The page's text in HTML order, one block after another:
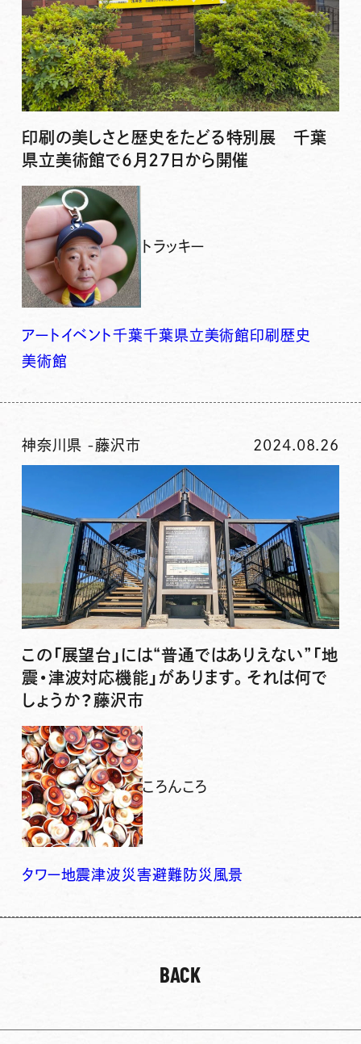
印刷の美しさと歴史をたどる特別展 千葉
県立美術館で6月27日から開催
トラッキー
アート イベント千葉千葉県立美術館 印刷 歴史
美術館
神奈川県 -藤沢市 2024.08.26
この「展望台」には“普通ではありえない”「地
震・津波対応機能」があります。それは何で
しょうか？藤沢市
ころんころ
タワー地震津波災害避難 防災 風景
BACK